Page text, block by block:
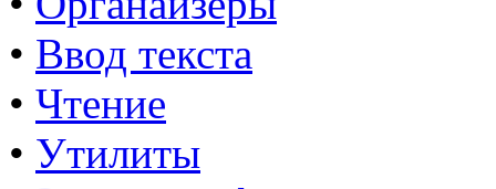
• Ввод текста
• Чтение
• Утилиты